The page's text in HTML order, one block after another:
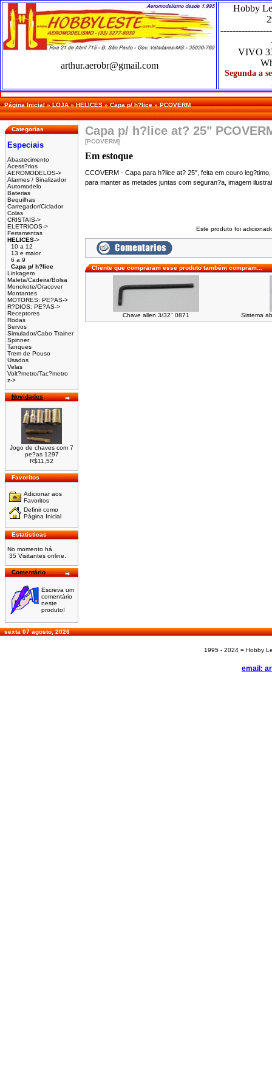
arthur.aerobr@gmail.com
Hobby
VIVO
Segunda a
Página Inicial»LOJA»HELICES»Capa p/ h?lice»PCOVERM
Categorias
Especiais
Abastecimento
Acess?rios
AEROMODELOS->
Alarmes / Sinalizador
Automodelo
Baterias
Bequilhas
Carregador/Ciclador
Colas
CRISTAIS->
ELETRICOS->
Ferramentas
HELICES->
10 a 12
13 e maior
6 a 9
Capa p/ h?lice
Linkagem
Maleta/Cadeira/Bolsa
Monokote/Oracover
Montantes
MOTORES: PE?AS->
R?DIOS: PE?AS->
Receptores
Rodas
Servos
Simulador/Cabo Trainer
Spinner
Tanques
Trem de Pouso
Usados
Velas
Volt?metro/Tac?metro
z->
Novidades
Jogo de chaves com 7
pe?as 1297
R$11,52
Favoritos
Adicionar aos
Favoritos
Definir como
Página Inicial
Estatísticas
No momento há
35 Visitantes online.
Comentário
Escreva um
comentário
neste
produto!
Capa p/ h?lice at? 25"
[PCOVERM]
Em estoque
CCOVERM - Capa para h?lice at? 25", feita em couro
para manter as metades juntas com seguran?a, imagem
Este produto foi
Cliente que compraram esse produto também compram...
Chave allen 3/32" 0871 Sistema
sexta 07 agosto, 2026
1995 - 2024 = Hobby
email: